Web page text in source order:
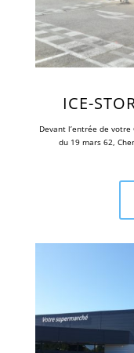
ICE-
Devant l’entrée de votre
du 19 mars 62,